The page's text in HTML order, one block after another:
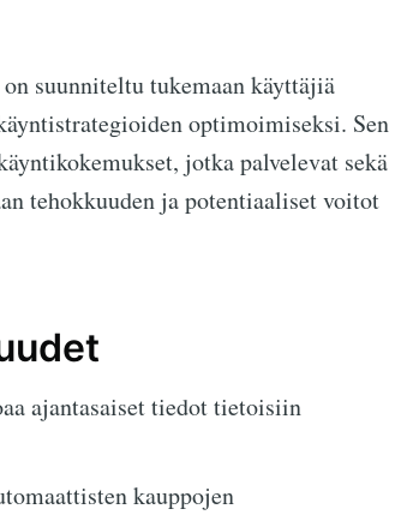
suunniteltu tukemaan käyttäjiä
optimoimiseksi. Sen
jotka palvelevat sekä
tehokkuuden ja potentiaaliset voitot
ajantasaiset tiedot tietoisiin
kauppojen